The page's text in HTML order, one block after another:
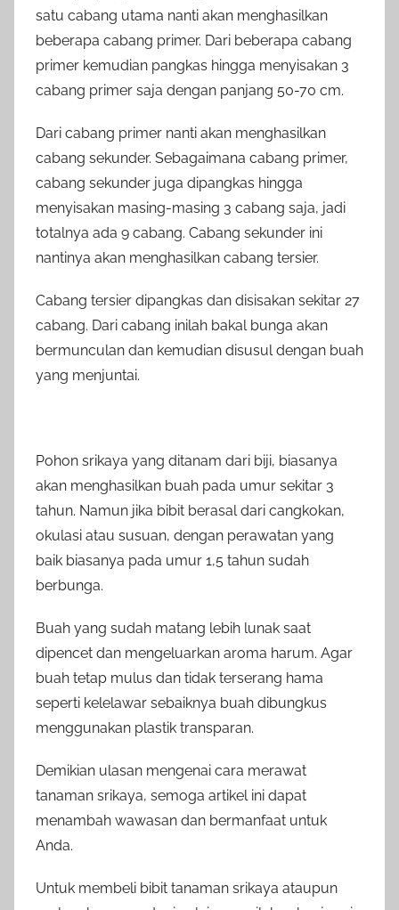
satu cabang utama nanti akan menghasilkan
beberapa cabang primer. Dari beberapa cabang
primer kemudian pangkas hingga menyisakan 3
cabang primer saja dengan panjang 50-70 cm.
Dari cabang primer nanti akan menghasilkan
cabang sekunder. Sebagaimana cabang primer,
cabang sekunder juga dipangkas hingga
menyisakan masing-masing 3 cabang saja, jadi
totalnya ada 9 cabang. Cabang sekunder ini
nantinya akan menghasilkan cabang tersier.
Cabang tersier dipangkas dan disisakan sekitar 27
cabang. Dari cabang inilah bakal bunga akan
bermunculan dan kemudian disusul dengan buah
yang menjuntai.
Pohon srikaya yang ditanam dari biji, biasanya
akan menghasilkan buah pada umur sekitar 3
tahun. Namun jika bibit berasal dari cangkokan,
okulasi atau susuan, dengan perawatan yang
baik biasanya pada umur 1,5 tahun sudah
berbunga.
Buah yang sudah matang lebih lunak saat
dipencet dan mengeluarkan aroma harum. Agar
buah tetap mulus dan tidak terserang hama
seperti kelelawar sebaiknya buah dibungkus
menggunakan plastik transparan.
Demikian ulasan mengenai cara merawat
tanaman srikaya, semoga artikel ini dapat
menambah wawasan dan bermanfaat untuk
Anda.
Untuk membeli bibit tanaman srikaya ataupun